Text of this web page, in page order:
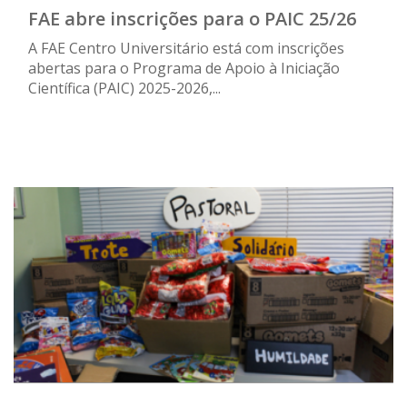
FAE abre inscrições para o PAIC 25/26
A FAE Centro Universitário está com inscrições
abertas para o Programa de Apoio à Iniciação
Científica (PAIC) 2025-2026,...